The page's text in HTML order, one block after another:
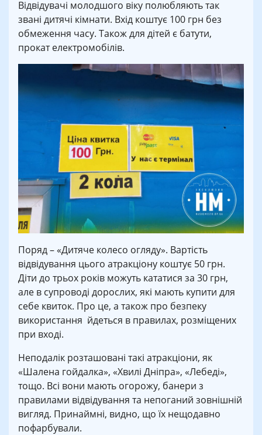
Відвідувачі молодшого віку полюбляють так
звані дитячі кімнати. Вхід коштує 100 грн без
обмеження часу. Також для дітей є батути,
прокат електромобілів.
Поряд – «Дитяче колесо огляду». Вартість
відвідування цього атракціону коштує 50 грн.
Діти до трьох років можуть кататися за 30 грн,
але в супроводі дорослих, які мають купити для
себе квиток. Про це, а також про безпеку
використання йдеться в правилах, розміщених
при вході.
Неподалік розташовані такі атракціони, як
«Шалена гойдалка», «Хвилі Дніпра», «Лебеді»,
тощо. Всі вони мають огорожу, банери з
правилами відвідування та непоганий зовнішній
вигляд. Принаймні, видно, що їх нещодавно
пофарбували.